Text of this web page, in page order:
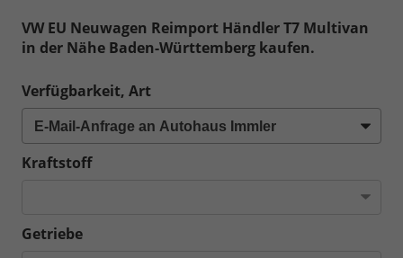
VW EU Neuwagen Reimport Händler T7 Multivan
in der Nähe Baden-Württemberg kaufen.
Verfügbarkeit, Art
Kraftstoff
Getriebe